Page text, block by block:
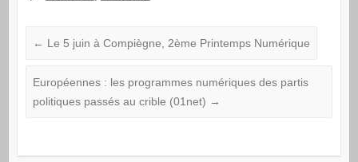
← Le 5 juin à Compiègne, 2ème Printemps Numérique
Européennes : les programmes numériques des partis
politiques passés au crible (01net) →